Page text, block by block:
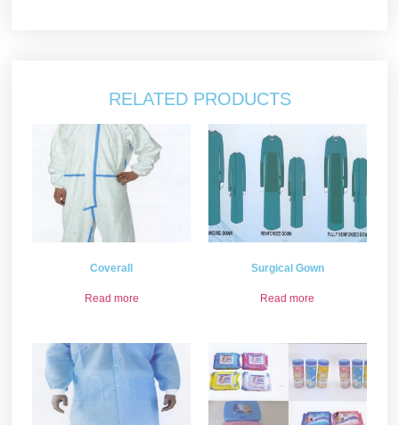
RELATED PRODUCTS
Coverall
Read more
Surgical Gown
Read more